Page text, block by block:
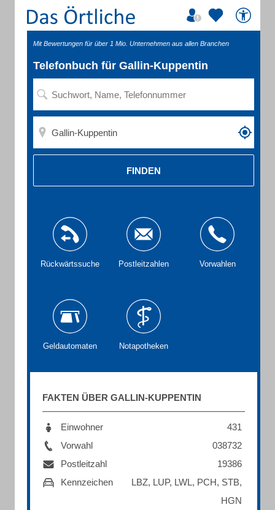
Mit Bewertungen für über 1 Mio. Unternehmen aus allen Branchen
Telefonbuch für Gallin-Kuppentin
FINDEN
Rückwärtssuche Postleitzahlen Vorwahlen
Geldautomaten Notapotheken
FAKTEN ÜBER GALLIN-KUPPENTIN
Einwohner
431
Vorwahl
038732
Postleitzahl
19386
Kennzeichen
LBZ, LUP, LWL, PCH, STB,
HGN